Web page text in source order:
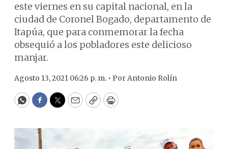
este viernes en su capital nacional, en la
ciudad de Coronel Bogado, departamento de
Itapúa, que para conmemorar la fecha
obsequió a los pobladores este delicioso
manjar.
Agosto 13, 2021 06:26 p. m. • PorAntonio Rolín
WhatsApp
Facebook
Twitter
EmailCopyPrint